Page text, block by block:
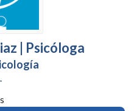
| Psicóloga